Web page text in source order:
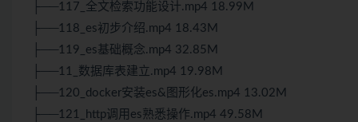
├──117_全文检索功能设计.mp4 18.99M
├──118_es初步介绍.mp4 18.43M
├──119_es基础概念.mp4 32.85M
├──11_数据库表建立.mp4 19.98M
├──120_docker安装es&图形化es.mp4 13.02M
├──121_http调用es熟悉操作.mp4 49.58M